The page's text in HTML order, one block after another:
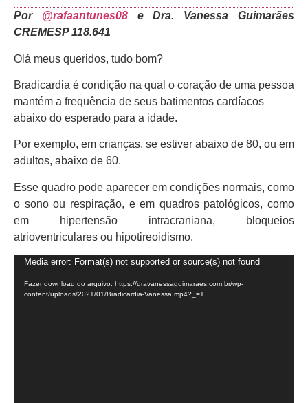
Por @rafaantunes08e Dra. Vanessa Guimarães
CREMESP 118.641
Olá meus queridos, tudo bom?
Bradicardia é condição na qual o coração de uma pessoa
mantém a frequência de seus batimentos cardíacos
abaixo do esperado para a idade.
Por exemplo, em crianças, se estiver abaixo de 80, ou em
adultos, abaixo de 60.
Esse quadro pode aparecer em condições normais, como
o sono ou respiração, e em quadros patológicos, como
em hipertensão intracraniana, bloqueios
atrioventriculares ou hipotireoidismo.
Tocador
vídeo
Media error: Format(s) not supported or source(s) not found
Fazer download do arquivo: https://dravanessaguimaraes.com.br/wp-
content/uploads/2021/01/Bradicardia-Vanessa.mp4?_=1